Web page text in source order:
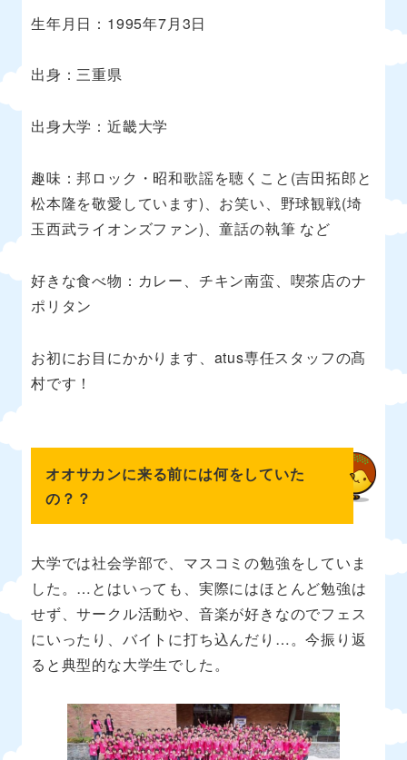
生年月日：1995年7月3日
出身：三重県
出身大学：近畿大学
趣味：邦ロック・昭和歌謡を聴くこと(吉田拓郎と
松本隆を敬愛しています)、お笑い、野球観戦(埼
玉西武ライオンズファン)、童話の執筆 など
好きな食べ物：カレー、チキン南蛮、喫茶店のナ
ポリタン
お初にお目にかかります、atus専任スタッフの髙
村です！
オオサカンに来る前には何をしていた
の？？
大学では社会学部で、マスコミの勉強をしていま
した。…とはいっても、実際にはほとんど勉強は
せず、サークル活動や、音楽が好きなのでフェス
にいったり、バイトに打ち込んだり…。今振り返
ると典型的な大学生でした。